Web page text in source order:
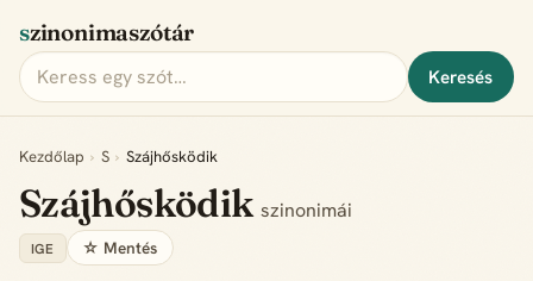
szinonimaszótár
Keresés
Kezdőlap › S › Szájhősködik
Szájhősködik szinonimái
IGE ☆ Mentés